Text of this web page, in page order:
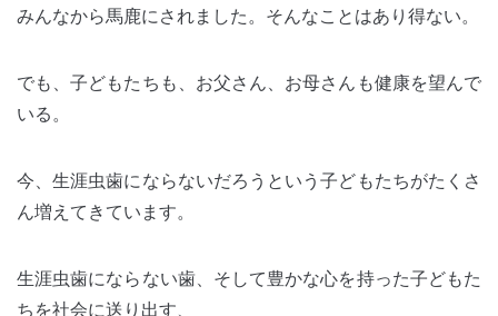
みんなから馬鹿にされました。そんなことはあり得ない。
でも、子どもたちも、お父さん、お母さんも健康を望んで
いる。
今、生涯虫歯にならないだろうという子どもたちがたくさ
ん増えてきています。
生涯虫歯にならない歯、そして豊かな心を持った子どもた
ちを社会に送り出す、